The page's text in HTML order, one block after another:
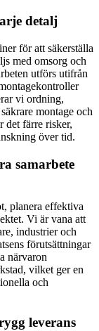
detalj
för att säkerställa
med omsorg och
utförs utifrån
vi ordning,
montage och
det färre risker,
över tid.
samarbete
planera effektiva
Vi är vana att
industrier och
förutsättningar
närvaron
vilket ger en
och
leverans